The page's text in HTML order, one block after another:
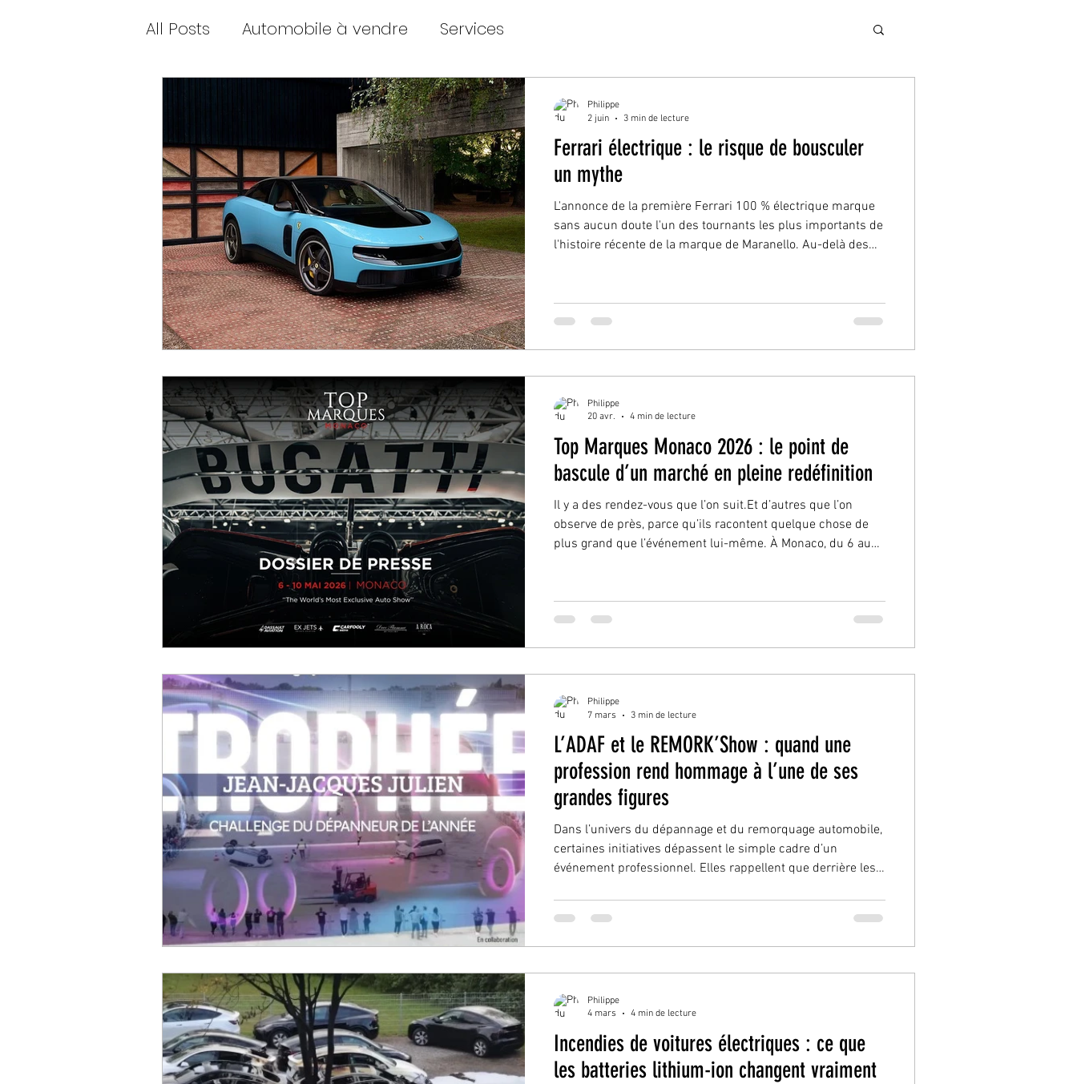
All Posts Automobile à vendre Services
Ferrari électrique : le risque de bousculer
un mythe
L'annonce de la première Ferrari 100 % électrique marque
sans aucun doute l'un des tournants les plus importants de
l'histoire récente de la marque de Maranello. Au-delà des
nombreuses réactions chez les investisseurs comme chez
les passionnés. Dans les heures qui ont suivi, le titre Ferrari
Philippe
2 juin
3 min de lecture
Top Marques Monaco 2026 : le point de
bascule d’un marché en pleine redéfinition
Il y a des rendez-vous que l’on suit.Et d’autres que l’on
observe de près, parce qu’ils racontent quelque chose de
plus grand que l’événement lui-même. À Monaco, du 6 au
stratégique du printemps pour comprendre où va
réellement le marché du luxe automobile . Ce qui se joue ici
Philippe
20 avr.
4 min de lecture
L’ADAF et le REMORK’Show : quand une
profession rend hommage à l’une de ses
grandes figures
Dans l’univers du dépannage et du remorquage automobile,
certaines initiatives dépassent le simple cadre d’un
événement professionnel. Elles rappellent que derrière les
de femmes animés par des valeurs fortes. C’est exactement
ce qu’illustre l’initiative portée par l’ ADAF – Association des
Philippe
7 mars
3 min de lecture
Incendies de voitures électriques : ce que
les batteries lithium-ion changent vraiment
Philippe
4 mars
4 min de lecture